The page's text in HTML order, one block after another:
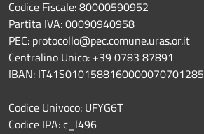
Codice Fiscale: 80000590952
Partita IVA: 00090940958
PEC: protocollo@pec.comune.uras.or.it
Centralino Unico: +39 0783 87891
IBAN: IT41S0101588160000070701285
Codice Univoco: UFYG6T
Codice IPA: c_l496